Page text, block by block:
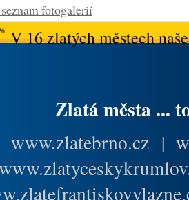
fotogalerií
V 16 zlatých městech
Zlatá města ...
www.zlatebrno.cz |